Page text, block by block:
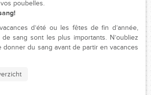
poubelles.
d’été ou les fêtes de fin d’année,
sang sont les plus importants. N’oubliez
donner du sang avant de partir en vacances